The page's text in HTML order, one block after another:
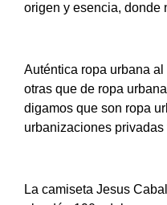
origen y esencia, donde
Auténtica ropa urbana
otras que de ropa
digamos que son ropa
urbanizaciones
La camiseta Jesus